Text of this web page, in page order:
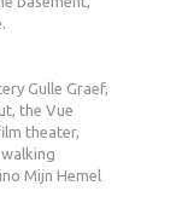
Gulle Graef,
the Vue
theater,
Mijn Hemel